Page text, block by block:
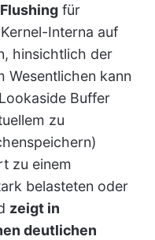
für
Interna auf
hinsichtlich der
Wesentlichen kann
Buffer
zu
zu einem
belasteten oder
zeigt in
deutlichen